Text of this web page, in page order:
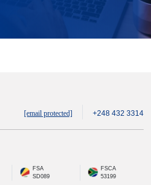
[email protected] +248 432 3314
FSA
SD089
FSCA
53199